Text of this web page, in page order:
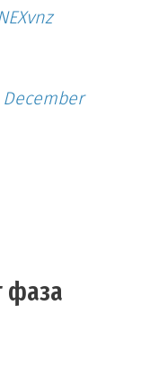
December
фаза